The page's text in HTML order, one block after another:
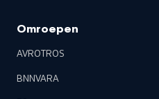
Omroepen
AVROTROS
BNNVARA